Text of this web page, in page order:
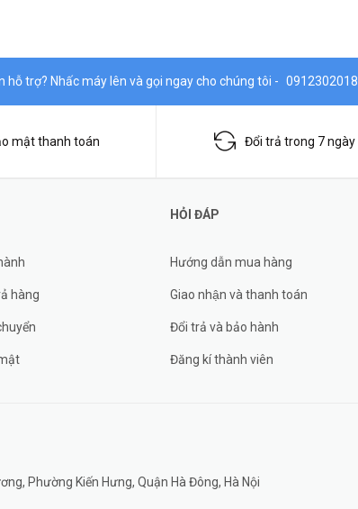
hỗ trợ? Nhấc máy lên và gọi ngay cho chúng tôi - 0912302018
mật thanh toán Đổi trả trong 7 ngày
hàng
HỎI ĐÁP
Hướng dẫn mua hàng
Giao nhận và thanh toán
Đổi trả và bảo hành
Đăng kí thành viên
Phường Kiến Hưng, Quận Hà Đông, Hà Nội